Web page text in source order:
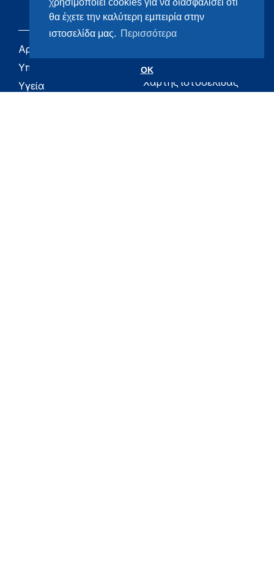
χρησιμοποιεί cookies για να διασφαλίσει ότι
θα έχετε την καλύτερη εμπειρία στην
ιστοσελίδα μας. Περισσότερα
OK
Αρχική
Υπουργείο
Υγεία
Υγεία
Χάρτης ιστοσελίδας